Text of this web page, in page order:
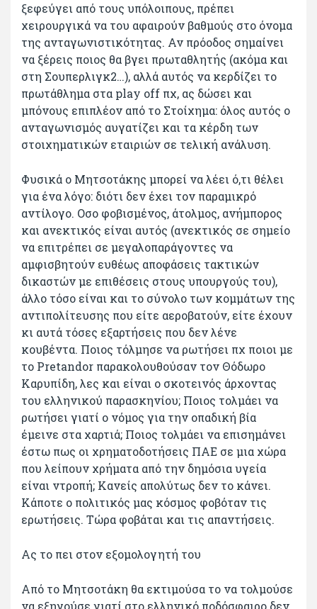
ξεφεύγει από τους υπόλοιπους, πρέπει
χειρουργικά να του αφαιρούν βαθμούς στο όνομα
της ανταγωνιστικότητας. Αν πρόοδος σημαίνει
να ξέρεις ποιος θα βγει πρωταθλητής (ακόμα και
στη Σουπερλιγκ2…), αλλά αυτός να κερδίζει το
πρωτάθλημα στα play off πχ, ας δώσει και
μπόνους επιπλέον από το Στοίχημα: όλος αυτός ο
ανταγωνισμός αυγατίζει και τα κέρδη των
στοιχηματικών εταιριών σε τελική ανάλυση.
Φυσικά ο Μητσοτάκης μπορεί να λέει ό,τι θέλει
για ένα λόγο: διότι δεν έχει τον παραμικρό
αντίλογο. Οσο φοβισμένος, άτολμος, ανήμπορος
και ανεκτικός είναι αυτός (ανεκτικός σε σημείο
να επιτρέπει σε μεγαλοπαράγοντες να
αμφισβητούν ευθέως αποφάσεις τακτικών
δικαστών με επιθέσεις στους υπουργούς του),
άλλο τόσο είναι και το σύνολο των κομμάτων της
αντιπολίτευσης που είτε αεροβατούν, είτε έχουν
κι αυτά τόσες εξαρτήσεις που δεν λένε
κουβέντα. Ποιος τόλμησε να ρωτήσει πχ ποιοι με
το Pretandor παρακολουθούσαν τον Θόδωρο
Καρυπίδη, λες και είναι ο σκοτεινός άρχοντας
του ελληνικού παρασκηνίου; Ποιος τολμάει να
ρωτήσει γιατί ο νόμος για την οπαδική βία
έμεινε στα χαρτιά; Ποιος τολμάει να επισημάνει
έστω πως οι χρηματοδοτήσεις ΠΑΕ σε μια χώρα
που λείπουν χρήματα από την δημόσια υγεία
είναι ντροπή; Κανείς απολύτως δεν το κάνει.
Κάποτε ο πολιτικός μας κόσμος φοβόταν τις
ερωτήσεις. Τώρα φοβάται και τις απαντήσεις.
Ας το πει στον εξομολογητή του
Από το Μητσοτάκη θα εκτιμούσα το να τολμούσε
να εξηγούσε γιατί στο ελληνικό ποδόσφαιρο δεν